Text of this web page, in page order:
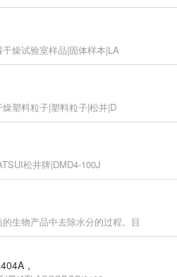
燥试验室样品|固体样本|LA
塑料粒子|塑料粒子|松井|D
松井牌|DMD4-100J
生物产品中去除水分的过程。目
，